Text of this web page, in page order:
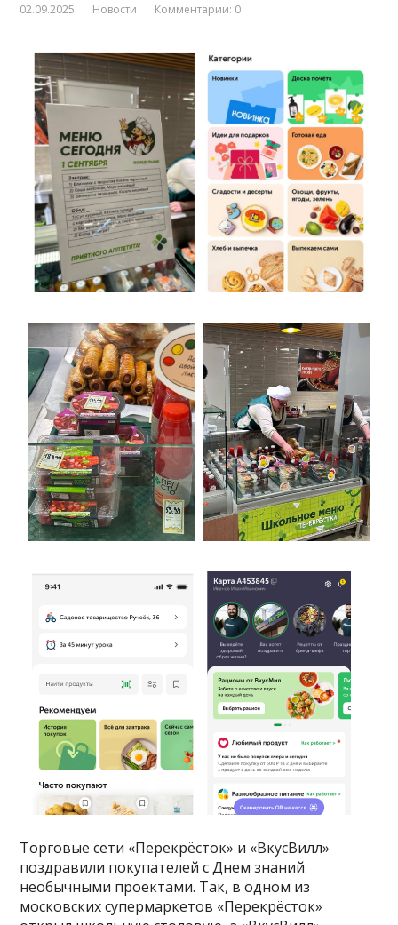
02.09.2025 Новости Комментарии: 0
Торговые сети «Перекрёсток» и «ВкусВилл»
поздравили покупателей с Днем знаний
необычными проектами. Так, в одном из
московских супермаркетов «Перекрёсток»